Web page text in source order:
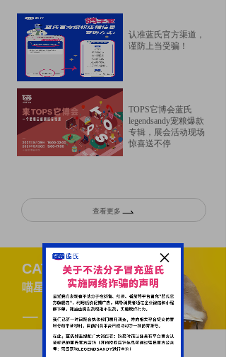
×
认准蓝氏官方渠道，
谨防上当受骗！
TOPS它博会蓝氏
legendsandy宠粮爆款
专辑，展会活动现场
惊喜送不停
查看更多
CAT ZONE
喵星人专区
一
Cat food series